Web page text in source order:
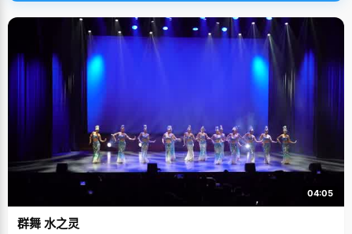
04:05
群舞 水之灵